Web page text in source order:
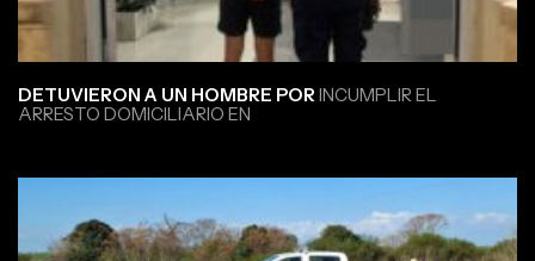
DETUVIERON A UN HOMBRE PORINCUMPLIR EL
ARRESTO DOMICILIARIO EN